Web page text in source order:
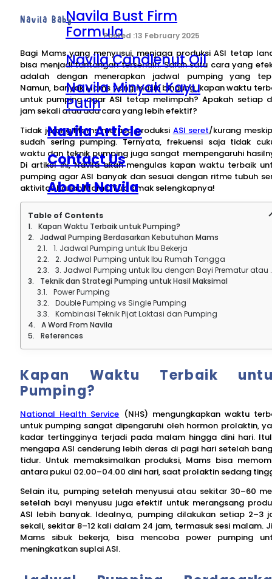
Navila Bust Firm
Formula
Navila Candlenut Oil
Navila Minyak Kayu
Putih
Navila Article
Contact Us
About Navila
Navila Baby
13 February 2025
Bagi Mams yang menyusui, menjaga produksi ASI tetap
bisa menjadi tantangan tersendiri. Salah satu cara yang
adalah dengan menerapkan jadwal pumping yang
Namun, banyak Mams yang masih bingung, kapan waktu
untuk pumping agar ASI tetap melimpah? Apakah setiap
jam sekali atau ada cara yang lebih efektif?
Tidak jarang Mams merasa produksi ASI seret/kurang
sudah sering pumping. Ternyata, frekuensi saja tidak
waktu dan teknik pumping juga sangat mempengaruhi
Di artikel ini, Navila akan mengulas kapan waktu terbaik
pumping agar ASI banyak dan sesuai dengan ritme tubuh
aktivitas harian Mams. Yuk, simak selengkapnya!
Table of Contents
Kapan Waktu Terbaik untuk Pumping?
Jadwal Pumping Berdasarkan Kebutuhan Mams
1. Jadwal Pumping untuk Ibu Bekerja
2. Jadwal Pumping untuk Ibu Rumah Tangga
3. Jadwal Pumping untuk Ibu dengan Bayi Prematur atau Bayi yang Sering Menyusu Langsung
Teknik dan Strategi Pumping untuk Hasil Maksimal
Power Pumping
Double Pumping vs Single Pumping
Kombinasi Teknik Pijat Laktasi dan Pumping
A Word From Navila
References
Kapan Waktu Terbaik
Pumping?
National Health Service (NHS) mengungkapkan waktu
untuk pumping sangat dipengaruhi oleh hormon prolaktin,
kadar tertingginya terjadi pada malam hingga dini hari.
mengapa ASI cenderung lebih deras di pagi hari setelah
tidur. Untuk memaksimalkan produksi, Mams bisa
antara pukul 02.00–04.00 dini hari, saat prolaktin sedang
Selain itu, pumping setelah menyusui atau sekitar 30–60
setelah bayi menyusu juga efektif untuk merangsang
ASI lebih banyak. Idealnya, pumping dilakukan setiap 2–3
sekali, sekitar 8–12 kali dalam 24 jam, termasuk sesi malam.
Mams sibuk bekerja, bisa mencoba power pumping
meningkatkan suplai ASI.